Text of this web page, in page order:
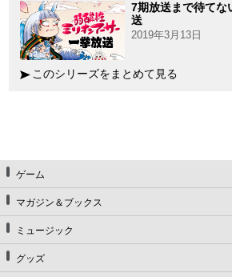
7期放送まで待てな
送
2019年3月13日
このシリーズをまとめて見る
ゲーム
マガジン＆ブックス
ミュージック
グッズ